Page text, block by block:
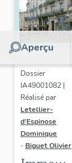
Aperçu
Dossier
IA49001082 |
Réalisé par
Letellier-
d'Espinose
Dominique
- Biguet Olivier